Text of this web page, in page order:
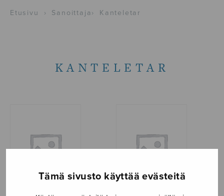
Tämä sivusto käyttää evästeitä
Etusivu › Sanoittaja › Kanteletar
KANTELETAR